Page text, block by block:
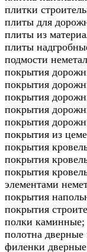
плитки
плиты для
плиты из
плиты
подмости
покрытия
покрытия
покрытия
покрытия
покрытия
покрытия из
покрытия
покрытия
покрытия
элементами
покрытия
покрытия
полки каминные;
полотна дверные
филенки